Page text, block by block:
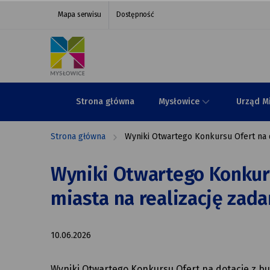
przejdź do nawigacji strony
przejdź do treści strony
przejdź do stopki strony
Wyniki
Otwartego
Konkursu
Ofert
na dotacje
z budżetu
na realizację
zadań
w roku
Mapa serwisu Dostępność
Strona główna Mysłowice Urząd
Strona główna Wyniki Otwartego Konkursu Ofert na
Wyniki Otwartego
miasta na realizację
10.06.2026